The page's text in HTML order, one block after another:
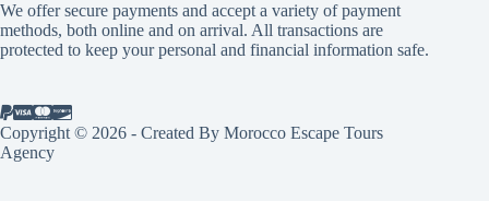
We offer secure payments and accept a variety of payment
methods, both online and on arrival. All transactions are
protected to keep your personal and financial information safe.
Copyright © 2026 - Created By Morocco Escape Tours
Agency